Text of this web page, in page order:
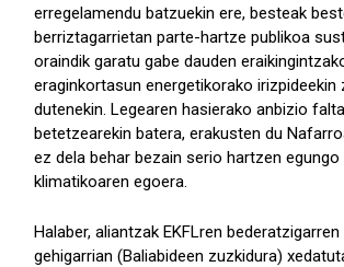
erregelamendu batzuekin ere, besteak
berriztagarrietan parte-hartze publikoa
oraindik garatu gabe dauden
eraginkortasun energetikorako irizpideekin
dutenekin. Legearen hasierako anbizio
betetzearekin batera, erakusten du
ez dela behar bezain serio hartzen egungo
klimatikoaren egoera.
Halaber, aliantzak EKFLren bederatzigarren
gehigarrian (Baliabideen zuzkidura)